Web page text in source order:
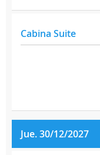
Cabina Suite
Jue. 30/12/2027